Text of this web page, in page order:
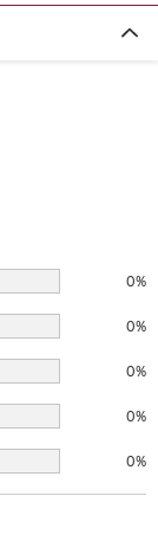
0%
0%
0%
0%
0%